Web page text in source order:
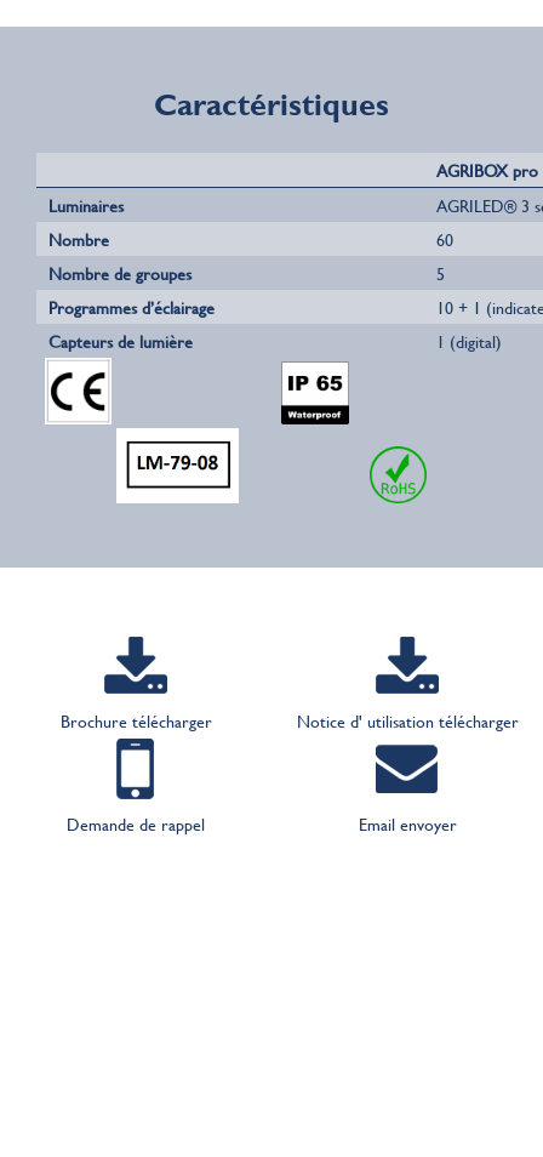
Caractéristiques
AGRIBOX pro
Luminaires
AGRILED® 3
Nombre
60
Nombre de groupes
5
Programmes d’éclairage
10 + 1
Capteurs de lumière
1 (digital)
Brochure télécharger Notice d' utilisation télécharger
Demande de rappel Email envoyer